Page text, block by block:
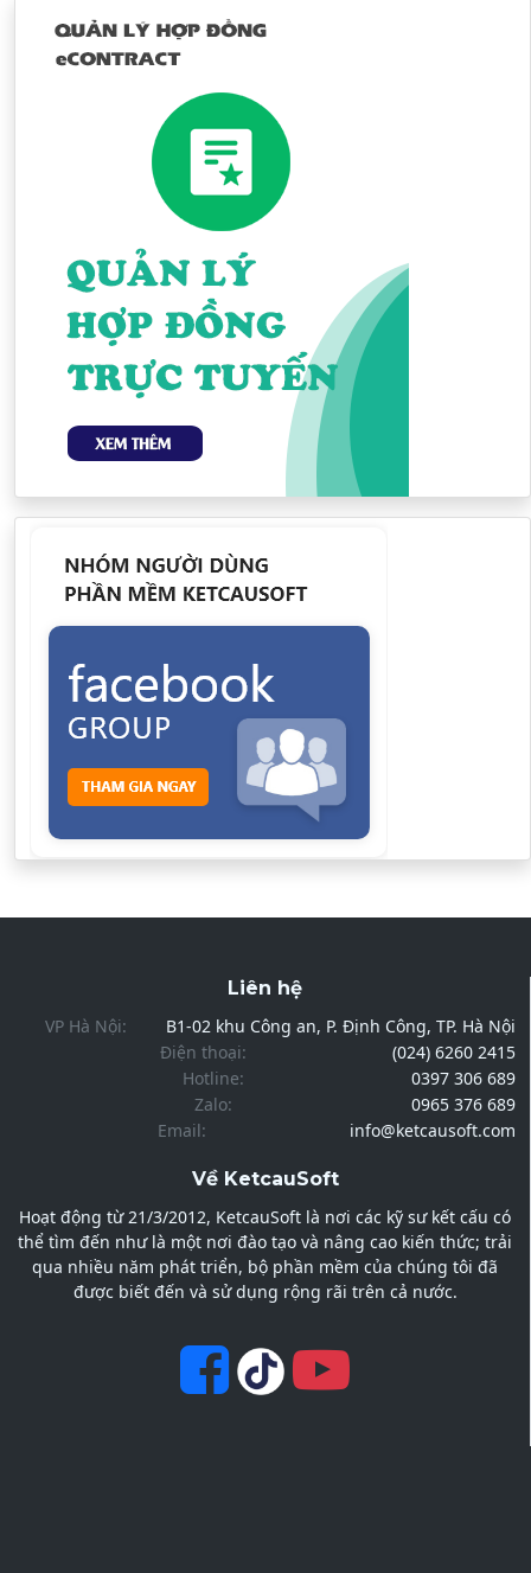
Liên hệ
VP Hà Nội:
B1-02 khu Công an, P. Định Công, TP. Hà Nội
Điện thoại:
(024) 6260 2415
Hotline:
0397 306 689
Zalo:
0965 376 689
Email:
info@ketcausoft.com
Về KetcauSoft
Hoạt động từ 21/3/2012, KetcauSoft là nơi các kỹ sư kết cấu có
thể tìm đến như là một nơi đào tạo và nâng cao kiến thức; trải
qua nhiều năm phát triển, bộ phần mềm của chúng tôi đã
được biết đến và sử dụng rộng rãi trên cả nước.